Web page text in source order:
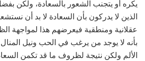
يكره أو يتجنب الشعور بالسعادة، ولكن
الذين لا يدركون بأن السعادة لا بد أن
عقلانية ومنطقية فيعرضهم هذا لمواجهة
بأنه لا يوجد من يرغب في الحب ونيل المنال
الألم ولكن نتيجة لظروف ما قد تكمن